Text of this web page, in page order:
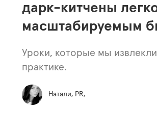
дарк-китчены
масштабируемым
Уроки, которые мы
практике.
Натали, PR,